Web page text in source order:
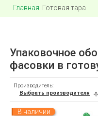
Главная Готовая тара
Упаковочное
фасовки в
Производитель:
Выбрать производителя
В наличии